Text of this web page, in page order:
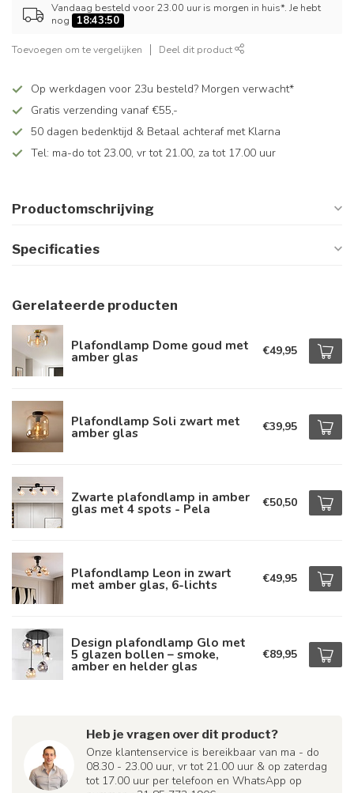
Vandaag besteld voor 23.00 uur is morgen in huis*. Je hebt
nog
18:43:49
Toevoegen om te vergelijken Deel dit product
Op werkdagen voor 23u besteld? Morgen verwacht*
Gratis verzending vanaf €55,-
50 dagen bedenktijd & Betaal achteraf met Klarna
Tel: ma-do tot 23.00, vr tot 21.00, za tot 17.00 uur
Productomschrijving
Specificaties
Gerelateerde producten
Plafondlamp Dome goud met
amber glas €49,95
Plafondlamp Soli zwart met
amber glas €39,95
Zwarte plafondlamp in amber
glas met 4 spots - Pela €50,50
Plafondlamp Leon in zwart
met amber glas, 6-lichts €49,95
Design plafondlamp Glo met
5 glazen bollen – smoke,
amber en helder glas
€89,95
Heb je vragen over dit product?
Onze klantenservice is bereikbaar van ma - do
08.30 - 23.00 uur, vr tot 21.00 uur & op zaterdag
tot 17.00 uur per telefoon en WhatsApp op